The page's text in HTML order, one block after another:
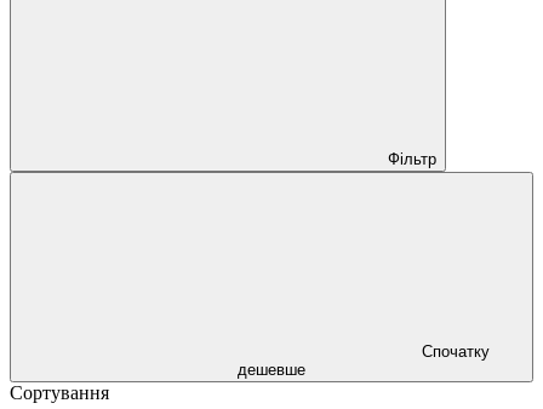
Фільтр
Спочатку
дешевше
Сортування